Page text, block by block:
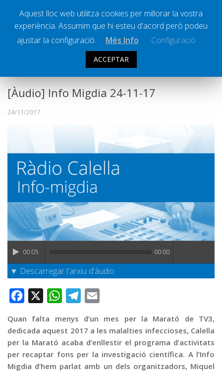
Societat
Successos
La Banqueta
Transmissions Esportives
Pòdcasts
Vídeos
Graella
Publicitat
Ràdio Calella Televisió
[Àudio] Info Migdia 24-11-17
24/11/2017
00:05 00:00
▼ Descarregar l'arxiu d'àudio
Facebook WhatsAppTelegram
Quan falta menys d’un mes per la Marató de TV3,
dedicada aquest 2017 a les malalties infeccioses, Calella
per la Marató acaba d’enllestir el programa d’activitats
per recaptar fons per la investigació científica. A l’Info
Migdia d’hem parlat amb un dels organitzadors, Miquel
Aquest lloc web utilitza cookies per millorar la vostra
experiència. Assumim que hi esteu d'acord però podeu
ajustar la configuració.
Més Info Configuració
ACCEPTAR